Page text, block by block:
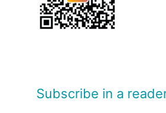
Subscribe in a